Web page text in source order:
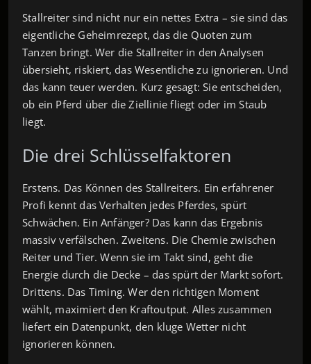
Stallreiter sind nicht nur ein nettes Extra – sie sind das
eigentliche Geheimrezept, das die Quoten zum
Tanzen bringt. Wer die Stallreiter in den Analysen
übersieht, riskiert, das Wesentliche zu ignorieren. Und
das kann teuer werden. Kurz gesagt: Sie entscheiden,
ob ein Pferd über die Ziellinie fliegt oder im Staub
liegt.
Die drei Schlüsselfaktoren
Erstens. Das Können des Stallreiters. Ein erfahrener
Profi kennt das Verhalten jedes Pferdes, spürt
Schwächen. Ein Anfänger? Das kann das Ergebnis
massiv verfälschen. Zweitens. Die Chemie zwischen
Reiter und Tier. Wenn sie im Takt sind, geht die
Energie durch die Decke – das spürt der Markt sofort.
Drittens. Das Timing. Wer den richtigen Moment
wählt, maximiert den Kraftoutput. Alles zusammen
liefert ein Datenpunkt, den kluge Wetter nicht
ignorieren können.